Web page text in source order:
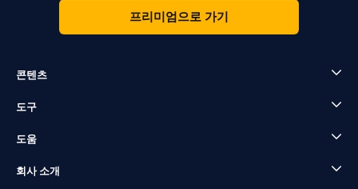
프리미엄으로 가기
콘텐츠
도구
도움
회사 소개